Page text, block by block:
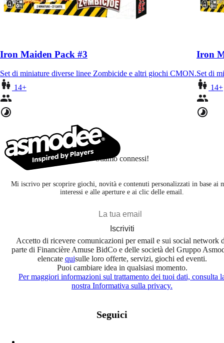
Iron Maiden Pack #3
Set di miniature diverse linee Zombicide e altri giochi CMON.
14+
Iron
Set di
14+
Stiamo connessi!
Mi iscrivo per scoprire giochi, novità e contenuti personalizzati in base ai
interessi e alle aperture e ai clic delle email.
Iscriviti
Accetto di ricevere comunicazioni per email e sui social network
parte di Financière Amuse BidCo e delle società del Gruppo
elencate quisulle loro offerte, servizi, giochi ed eventi.
Puoi cambiare idea in qualsiasi momento.
Per maggiori informazioni sul trattamento dei tuoi dati, consulta
nostra Informativa sulla privacy.
Seguici